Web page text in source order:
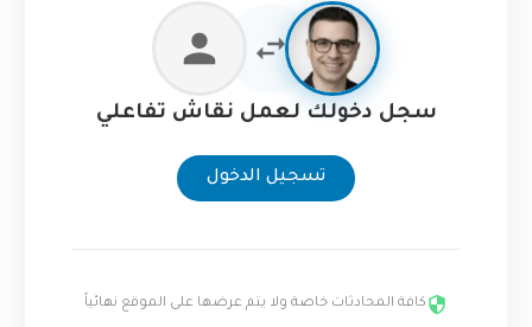
سجل دخولك لعمل نقاش تفاعلي
تسجيل الدخول
كافة المحادثات خاصة ولا يتم عرضها على الموقع نهائياً